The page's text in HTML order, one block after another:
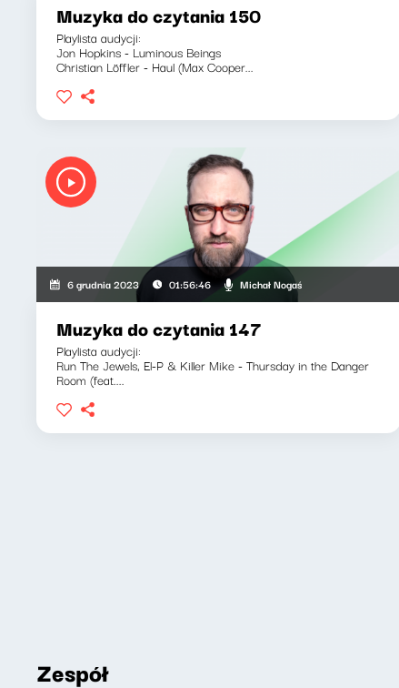
Muzyka do czytania 150
Playlista audycji:
Jon Hopkins - Luminous Beings
Christian Löffler - Haul (Max Cooper...
6 grudnia 2023 01:56:46 Michał Nogaś
Muzyka do czytania 147
Playlista audycji:
Run The Jewels, El-P & Killer Mike - Thursday in the Danger
Room (feat....
Zespół